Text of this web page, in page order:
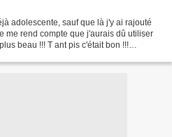
adolescente, sauf que là j'y ai rajouté
me rend compte que j'aurais dû utiliser
beau !!! T ant pis c'était bon !!!